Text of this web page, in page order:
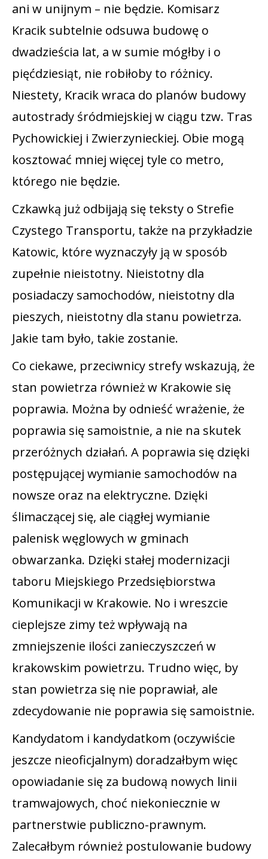
ani w unijnym – nie będzie. Komisarz
Kracik subtelnie odsuwa budowę o
dwadzieścia lat, a w sumie mógłby i o
pięćdziesiąt, nie robiłoby to różnicy.
Niestety, Kracik wraca do planów budowy
autostrady śródmiejskiej w ciągu tzw. Tras
Pychowickiej i Zwierzynieckiej. Obie mogą
kosztować mniej więcej tyle co metro,
którego nie będzie.
Czkawką już odbijają się teksty o Strefie
Czystego Transportu, także na przykładzie
Katowic, które wyznaczyły ją w sposób
zupełnie nieistotny. Nieistotny dla
posiadaczy samochodów, nieistotny dla
pieszych, nieistotny dla stanu powietrza.
Jakie tam było, takie zostanie.
Co ciekawe, przeciwnicy strefy wskazują, że
stan powietrza również w Krakowie się
poprawia. Można by odnieść wrażenie, że
poprawia się samoistnie, a nie na skutek
przeróżnych działań. A poprawia się dzięki
postępującej wymianie samochodów na
nowsze oraz na elektryczne. Dzięki
ślimaczącej się, ale ciągłej wymianie
palenisk węglowych w gminach
obwarzanka. Dzięki stałej modernizacji
taboru Miejskiego Przedsiębiorstwa
Komunikacji w Krakowie. No i wreszcie
cieplejsze zimy też wpływają na
zmniejszenie ilości zanieczyszczeń w
krakowskim powietrzu. Trudno więc, by
stan powietrza się nie poprawiał, ale
zdecydowanie nie poprawia się samoistnie.
Kandydatom i kandydatkom (oczywiście
jeszcze nieoficjalnym) doradzałbym więc
opowiadanie się za budową nowych linii
tramwajowych, choć niekoniecznie w
partnerstwie publiczno-prawnym.
Zalecałbym również postulowanie budowy